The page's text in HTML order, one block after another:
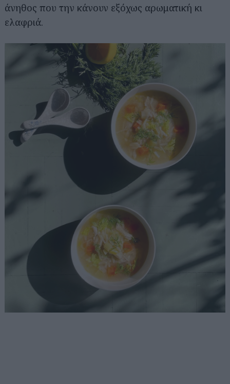
άνηθος που την κάνουν εξόχως αρωματική κι
ελαφριά.